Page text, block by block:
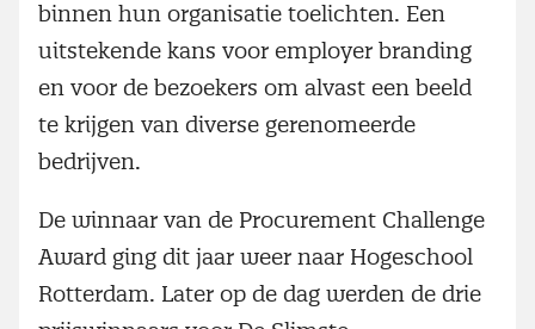
binnen hun organisatie toelichten. Een
uitstekende kans voor employer branding
en voor de bezoekers om alvast een beeld
te krijgen van diverse gerenomeerde
bedrijven.
De winnaar van de Procurement Challenge
Award ging dit jaar weer naar Hogeschool
Rotterdam. Later op de dag werden de drie